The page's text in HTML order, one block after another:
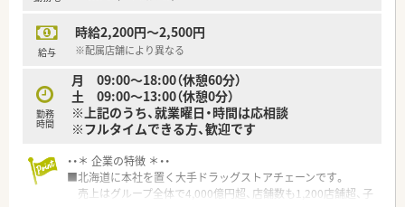
給与
時給2,200円～2,500円
※配属店舗により異なる
勤務
時間
月 09:00～18:00（休憩60分）
土 09:00～13:00（休憩0分）
※上記のうち、就業曜日・時間は応相談
※フルタイムできる方、歓迎です
・・＊ 企業の特徴 ＊・・
■北海道に本社を置く大手ドラッグストアチェーンです。
売上はグループ全体で4,000億円超、店舗数も1,200店舗超、子